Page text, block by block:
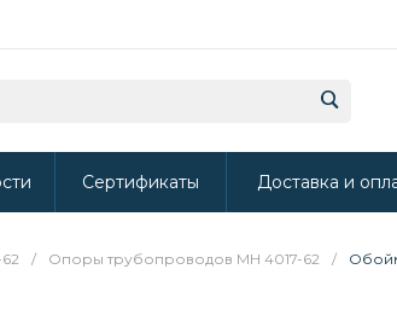
Сертификаты Доставка и
/ Опоры трубопроводов МН 4017-62 /